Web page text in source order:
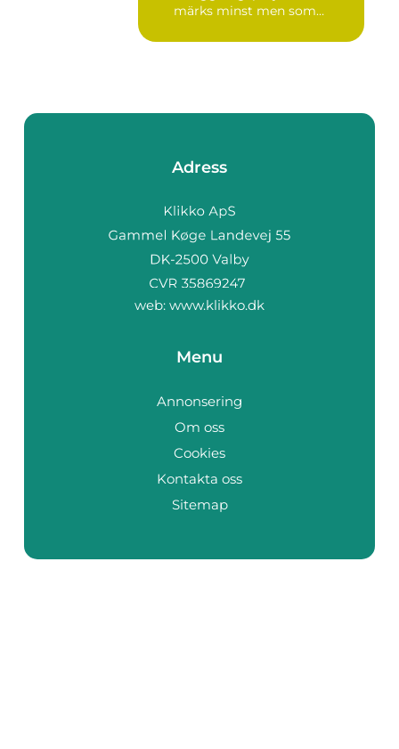
märks minst men som
Adress
web: www.klikko.dk
Menu
Annonsering
Om oss
Cookies
Kontakta oss
Sitemap